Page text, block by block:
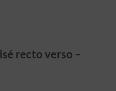
recto verso –